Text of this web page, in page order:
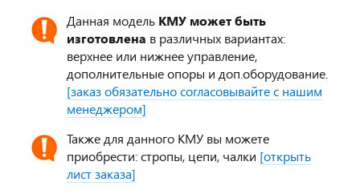
Данная модель КМУ может быть
изготовлена в различных вариантах:
верхнее или нижнее управление,
дополнительные опоры и доп.оборудование.
[заказ обязательно согласовывайте с нашим
менеджером]
Также для данного КМУ вы можете
приобрести: стропы, цепи, чалки [открыть
лист заказа]